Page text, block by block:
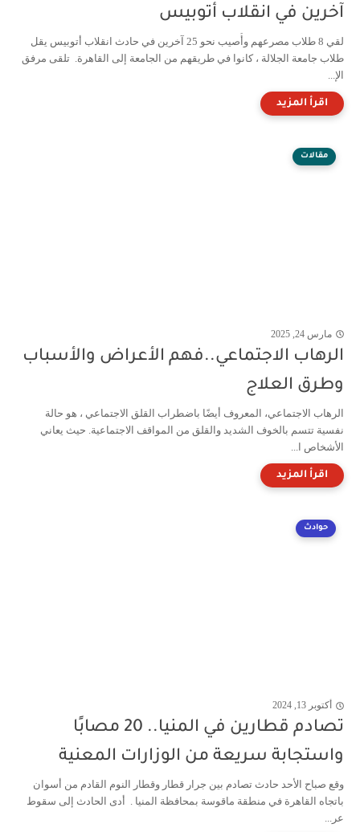
آخرين في انقلاب أتوبيس
لقي 8 طلاب مصرعهم وأُصيب نحو 25 آخرين في حادث انقلاب أتوبيس يقل
طلاب جامعة الجلالة ، كانوا في طريقهم من الجامعة إلى القاهرة. تلقى مرفق
الإ...
مقالات
مارس 24, 2025
الرهاب الاجتماعي..فهم الأعراض والأسباب
وطرق العلاج
الرهاب الاجتماعي، المعروف أيضًا باضطراب القلق الاجتماعي ، هو حالة
نفسية تتسم بالخوف الشديد والقلق من المواقف الاجتماعية. حيث يعاني
الأشخاص ا...
حوادث
أكتوبر 13, 2024
تصادم قطارين في المنيا.. 20 مصابًا
واستجابة سريعة من الوزارات المعنية
وقع صباح الأحد حادث تصادم بين جرار قطار وقطار النوم القادم من أسوان
باتجاه القاهرة في منطقة ماقوسة بمحافظة المنيا . أدى الحادث إلى سقوط
عر...